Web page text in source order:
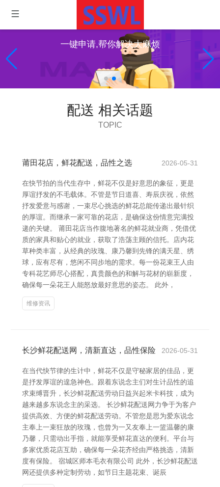
一键申请,帮你解决大麻烦
配送 相关话题
TOPIC
莆田花店，鲜花配送，品性之选 2026-05-31
在快节拍的当代生存中，鲜花不仅是好意思的象征，更是
厚谊抒发的不毛载体。不管是节日道喜、寿辰庆祝，依然
抒发爱意与感谢，一束尽心挑选的鲜花总能传递出最针织
的厚谊。而继承一家可靠的花店，是确保这份情意完满投
递的关键。 莆田花店当作腹地著名的鲜花就业商，凭借优
质的家具和贴心的就业，获取了浩荡主顾的信托。店内花
草种类丰富，从经典的玫瑰、康乃馨到先锋的满天星、绣
球，应有尽有，悠闲不同步地的需求。每一份花束王人由
专科花艺师尽心搭配，真贵颜色的和解与花材的崭新度，
确保每一朵花王人能怒放最好意思的姿态。 此外，
维修资讯
长沙鲜花配送网，清新直达，品性保险 2026-05-31
在当代快节律的生计中，鲜花不仅是守秘家居的佳品，更
是抒发厚谊的遑急神色。跟着东说念主们对生计品性的追
求束缚晋升，长沙鲜花配送劳动日益兴起米卡科技，成为
越来越多东说念主的采选。 长沙鲜花配送网力争于为客户
提供高效、方便的鲜花配送劳动。不管您是思为爱东说念
主奉上一束狂放的玫瑰，也曾为一又友奉上一篮温馨的康
乃馨，只需动出手指，就能享受鲜花直达的便利。平台与
多家优质花店互助，确保每一朵花齐经由严格挑选，清新
度有保险。 宿城区师本毛衣有限公司 此外，长沙鲜花配送
网还提供多种定制劳动，如节日主题花束、诞辰